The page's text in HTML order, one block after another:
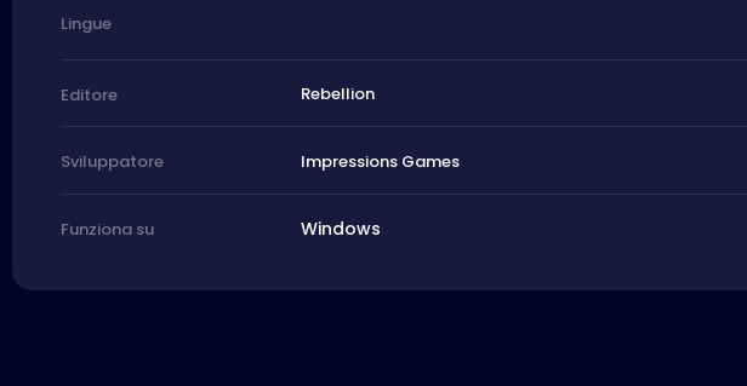
Lingue
Editore Rebellion
Sviluppatore Impressions Games
Funziona su Windows